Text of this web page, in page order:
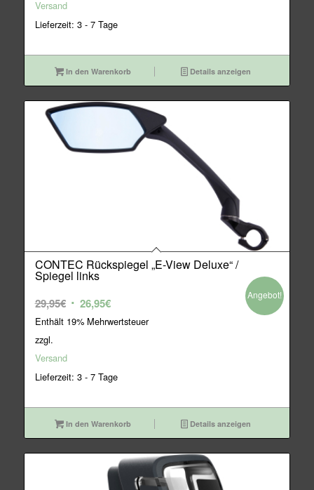
Versand
Lieferzeit: 3 - 7 Tage
In den Warenkorb Details anzeigen
CONTEC Rückspiegel „E-View Deluxe“ /
Spiegel links
29,95€ Ursprünglicher
Preis
26,95€Aktueller
Preis
Enthält 19% Mehrwertsteuer
zzgl.
Versand
Lieferzeit: 3 - 7 Tage
Angebot!
In den Warenkorb Details anzeigen